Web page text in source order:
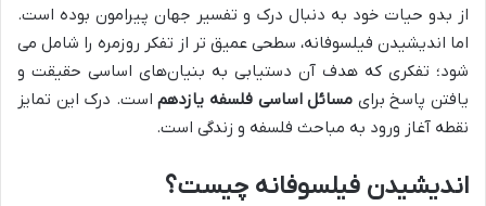
از بدو حیات خود به دنبال درک و تفسیر جهان پیرامون بوده است.
اما اندیشیدن فیلسوفانه، سطحی عمیق تر از تفکر روزمره را شامل می
شود؛ تفکری که هدف آن دستیابی به بنیان‌های اساسی حقیقت و
یافتن پاسخ برای مسائل اساسی فلسفه یازدهماست. درک این تمایز
نقطه آغاز ورود به مباحث فلسفه و زندگی است.
اندیشیدن فیلسوفانه چیست؟